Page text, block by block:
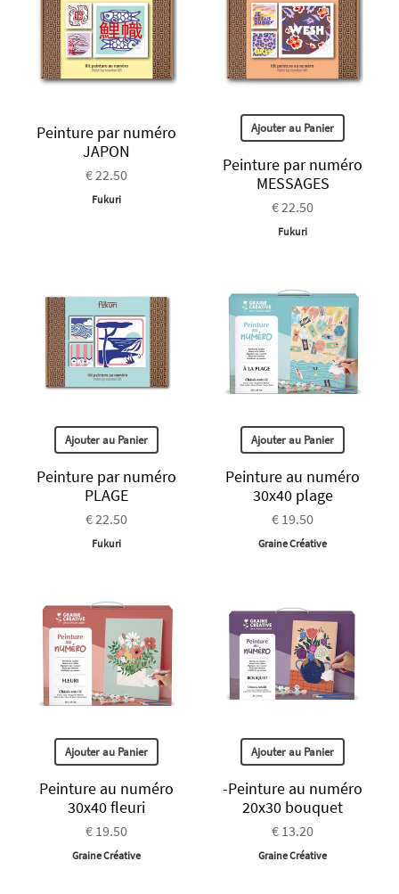
Peinture par numéro
JAPON
€ 22.50
Fukuri
Ajouter au Panier
Peinture par numéro
MESSAGES
€ 22.50
Fukuri
Ajouter au Panier
Peinture par numéro
PLAGE
€ 22.50
Fukuri
Ajouter au Panier
Peinture au numéro
30x40 plage
€ 19.50
Graine Créative
Ajouter au Panier
Peinture au numéro
30x40 fleuri
€ 19.50
Graine Créative
Ajouter au Panier
-Peinture au numéro
20x30 bouquet
€ 13.20
Graine Créative